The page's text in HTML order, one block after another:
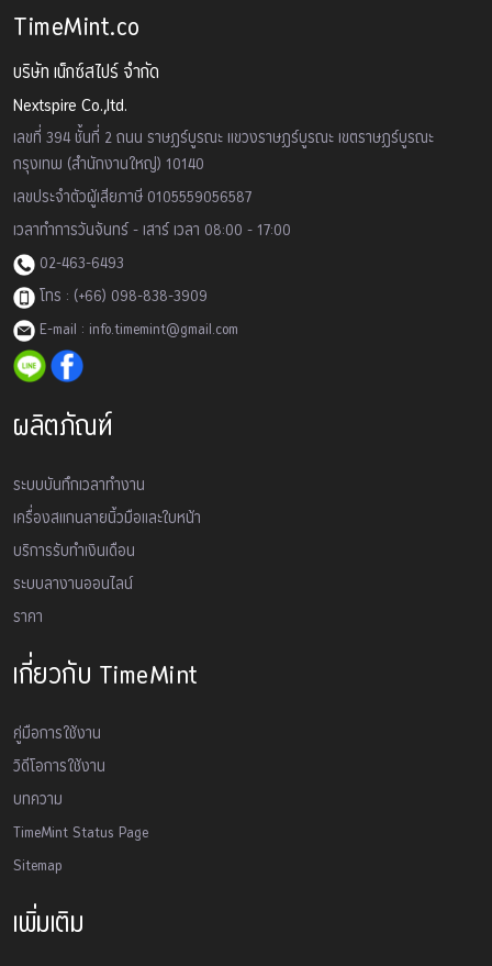
TimeMint.co
บริษัท เน็กซ์สไปร์ จำกัด
Nextspire Co.,ltd.
เลขที่ 394 ชั้นที่ 2 ถนน ราษฏร์บูรณะ แขวงราษฏร์บูรณะ เขตราษฏร์บูรณะ
กรุงเทพ (สำนักงานใหญ่) 10140
เลขประจำตัวผู้เสียภาษี 0105559056587
เวลาทำการวันจันทร์ - เสาร์ เวลา 08:00 - 17:00
02-463-6493
โทร : (+66) 098-838-3909
E-mail : info.timemint@gmail.com
ผลิตภัณฑ์
ระบบบันทึกเวลาทำงาน
เครื่องสเเกนลายนิ้วมือและใบหน้า
บริการรับทำเงินเดือน
ระบบลางานออนไลน์
ราคา
เกี่ยวกับ TimeMint
คู่มือการใช้งาน
วิดีโอการใช้งาน
บทความ
TimeMint Status Page
Sitemap
เพิ่มเติม